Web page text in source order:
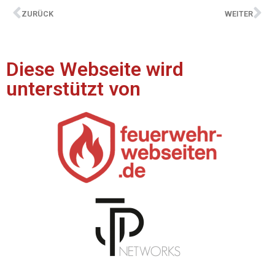
ZURÜCK WEITER
Diese Webseite wird
unterstützt von